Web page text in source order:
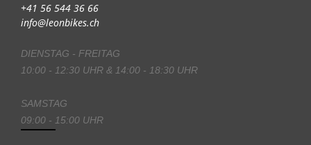
+41 56 544 36 66
info@leonbikes.ch
DIENSTAG - FREITAG
10:00 - 12:30 UHR & 14:00 - 18:30 UHR
SAMSTAG
09:00 - 15:00 UHR